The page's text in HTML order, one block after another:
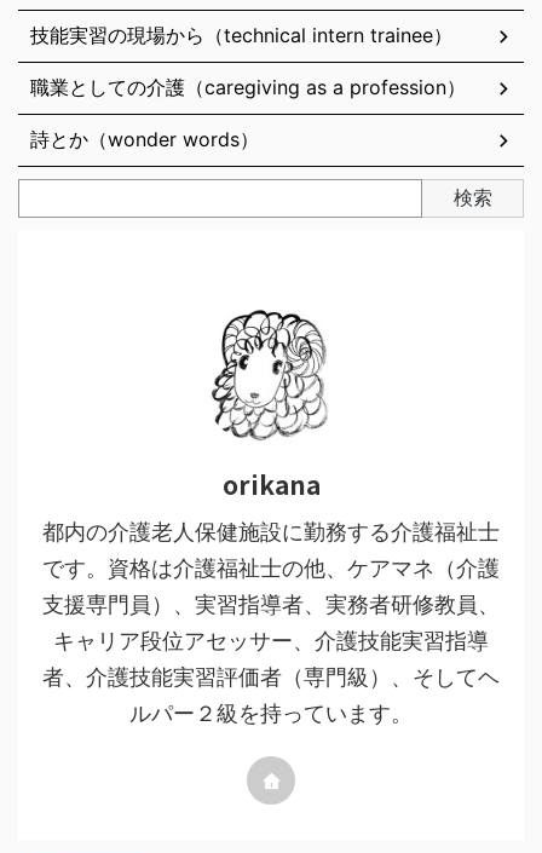
技能実習の現場から（technical intern trainee）
職業としての介護（caregiving as a profession）
詩とか（wonder words）
検索
orikana
都内の介護老人保健施設に勤務する介護福祉士
です。資格は介護福祉士の他、ケアマネ（介護
支援専門員）、実習指導者、実務者研修教員、
キャリア段位アセッサー、介護技能実習指導
者、介護技能実習評価者（専門級）、そしてヘ
ルパー２級を持っています。